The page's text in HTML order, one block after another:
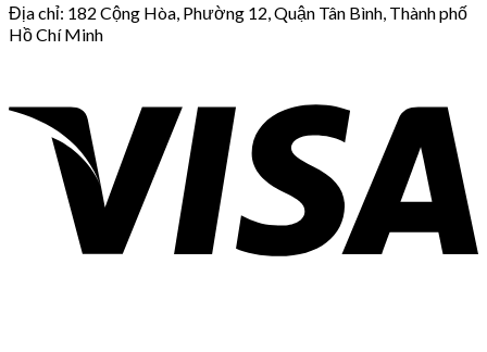
Địa chỉ: 182 Cộng Hòa, Phường 12, Quận Tân Bình, Thành phố
Hồ Chí Minh